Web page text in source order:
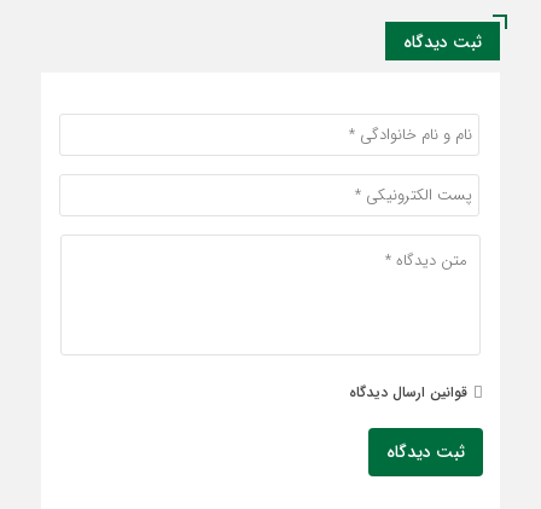
ثبت دیدگاه
قوانین ارسال دیدگاه
ثبت دیدگاه